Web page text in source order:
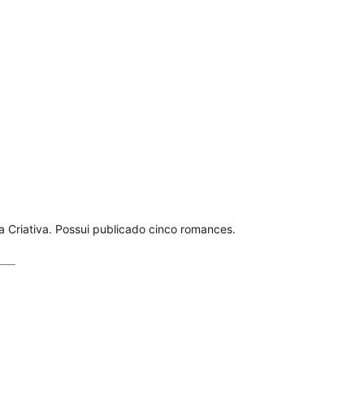
Criativa. Possui publicado cinco romances.